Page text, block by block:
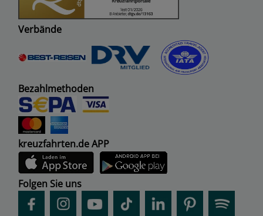
Verbände
Bezahlmethoden
kreuzfahrten.de APP
Folgen Sie uns